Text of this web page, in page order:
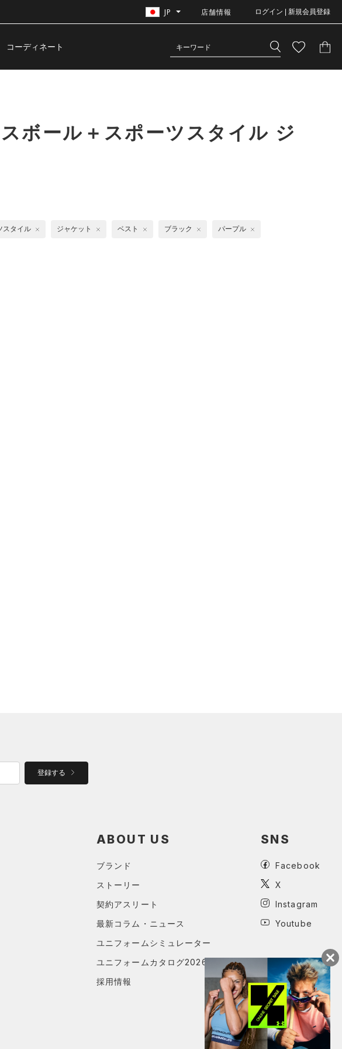
JP 店舗情報 ログイン | 新規会員登録
コーディネート
ボール＋スポーツスタイル ジ
スタイル ジャケット ベスト ブラック パープル
登録する
ABOUT US
ブランド
ストーリー
契約アスリート
最新コラム・ニュース
ユニフォームシミュレーター
ユニフォームカタログ2026
採用情報
SNS
Facebook
X
Instagram
Youtube